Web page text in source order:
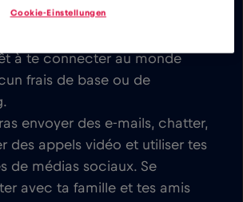
à te connecter au monde
frais de base ou de
envoyer des e-mails, chatter,
des appels vidéo et utiliser tes
de médias sociaux. Se
avec ta famille et tes amis
Cookie-Einstellungen